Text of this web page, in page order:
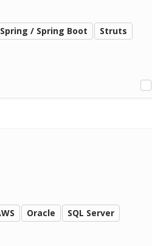
Spring / Spring Boot
Struts
Oracle
SQL Server